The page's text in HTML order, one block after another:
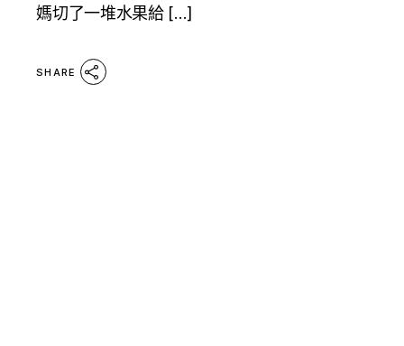
媽切了一堆水果給 […]
SHARE